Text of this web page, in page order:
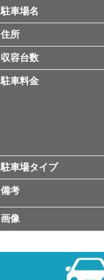
駐車場名
住所
収容台数
駐車料金
駐車場タイプ
備考
画像